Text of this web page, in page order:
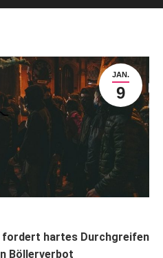
JAN.
9
fordert hartes Durchgreifen
Böllerverbot